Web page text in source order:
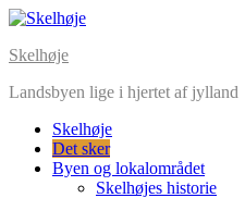
Skip
content
Skelhøje
Landsbyen lige i hjertet af jylland
Skelhøje
Det sker
Byen og lokalområdet
Skelhøjes historie